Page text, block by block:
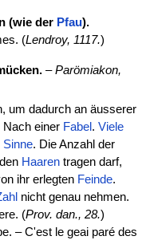
(wie der Pfau).
(Lendroy, 1117.)
–Parömiakon,
um dadurch an äusserer
einer Fabel . Viele
Sinne. Die Anzahl der
Haarentragen darf,
ihr erlegten Feinde.
nicht genau nehmen.
(Prov. dan., 28.)
– C'est le geai paré des